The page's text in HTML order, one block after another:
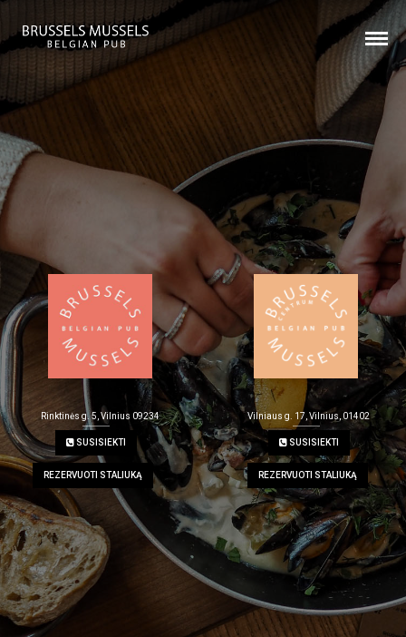
Rinktinės g. 5, Vilnius 09234
SUSISIEKTI
Vilniaus g. 17, Vilnius, 01402
SUSISIEKTI
REZERVUOTI STALIUKĄ REZERVUOTI STALIUKĄ